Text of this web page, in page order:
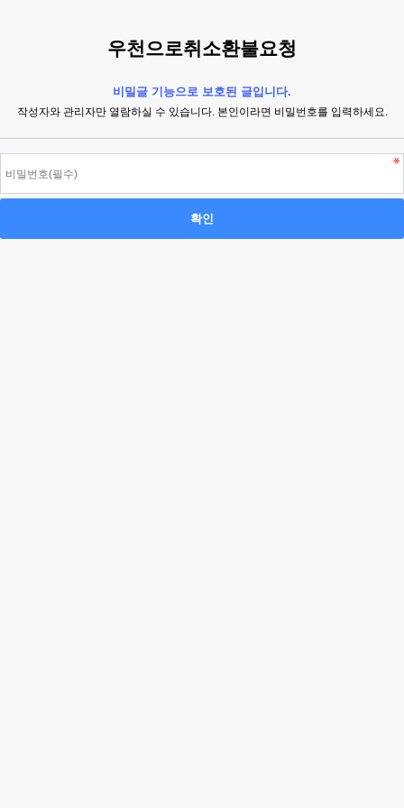
우천으로취소환불요청
비밀글 기능으로 보호된 글입니다.
작성자와 관리자만 열람하실 수 있습니다. 본인이라면 비밀번호를 입력하세요.